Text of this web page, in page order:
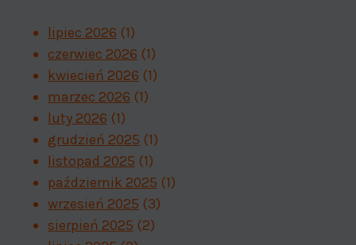
lipiec 2026 (1)
czerwiec 2026 (1)
kwiecień 2026 (1)
marzec 2026 (1)
luty 2026 (1)
grudzień 2025 (1)
listopad 2025 (1)
październik 2025 (1)
wrzesień 2025 (3)
sierpień 2025 (2)